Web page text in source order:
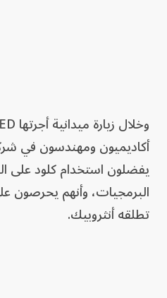
أكاديميون ومهندسون في
يفضلون استخدام كلود على
البرمجيات، وأنهم يحرصون
تطلقه أنثروبيك.